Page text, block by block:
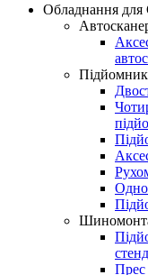
Обладнання
Прес